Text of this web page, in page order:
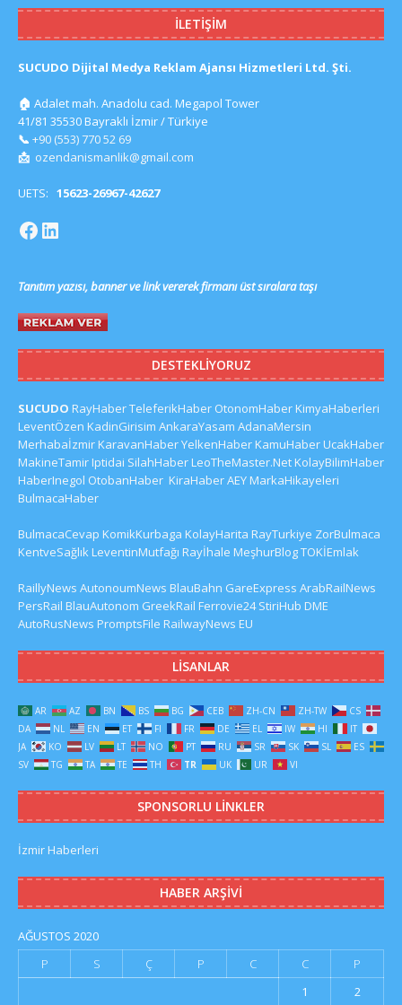
İLETIŞIM
SUCUDO Dijital Medya Reklam Ajansı Hizmetleri Ltd. Şti.
🏠 Adalet mah. Anadolu cad. Megapol Tower
41/81 35530 Bayraklı İzmir / Türkiye
📞 +90 (553) 770 52 69
📩 ozendanismanlik@gmail.com
UETS: 15623-26967-42627
Tanıtım yazısı, banner ve link vererek firmanı üst sıralara taşı
DESTEKLIYORUZ
SUCUDO RayHaberTeleferikHaber OtonomHaberKimyaHaberleri
LeventÖzen KadinGirisim AnkaraYasam AdanaMersin
MerhabaİzmirKaravanHaberYelkenHaberKamuHaberUcakHaber
MakineTamirIptidai SilahHaberLeoTheMaster.NetKolayBilimHaber
HaberInegol OtobanHaber KiraHaberAEYMarkaHikayeleri
BulmacaHaber
BulmacaCevap KomikKurbaga KolayHarita RayTurkiye ZorBulmaca
KentveSağlık LeventinMutfağı Rayİhale MeşhurBlogTOKİEmlak
RaillyNews AutonoumNews BlauBahn GareExpress ArabRailNews
PersRail BlauAutonom GreekRail Ferrovie24 StiriHub DME
AutoRusNews PromptsFile RailwayNews EU
LISANLAR
AR AZ BN BS BG CEB ZH-CN ZH-TW
CS
DA
NL EN ET FI FR DE EL IW HI
IT
JA
KO LV LT NO PT RU SR SK SL
ES
SV
TG TA TE TH TR UK UR VI
SPONSORLU LINKLER
İzmir Haberleri
HABER ARŞIVI
AĞUSTOS 2020
P
S Ç P C C
P
1
2